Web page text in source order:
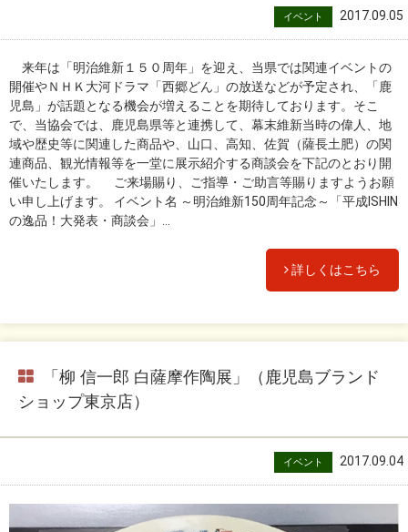
イベント 2017.09.05
来年は「明治維新１５０周年」を迎え、当県では関連イベントの
開催やＮＨＫ大河ドラマ「西郷どん」の放送などが予定され、「鹿
児島」が話題となる機会が増えることを期待しております。そこ
で、当協会では、鹿児島県等と連携して、幕末維新当時の偉人、地
域や歴史等に関連した商品や、山口、高知、佐賀（薩長土肥）の関
連商品、観光情報等を一堂に展示紹介する商談会を下記のとおり開
催いたします。 ご来場賜り、ご指導・ご助言等賜りますようお願
い申し上げます。 イベント名 ～明治維新150周年記念～「平成ISHIN
の逸品！大発表・商談会」...
詳しくはこちら
「柳 信一郎 白薩摩作陶展」（鹿児島ブランド
ショップ東京店）
イベント 2017.09.04